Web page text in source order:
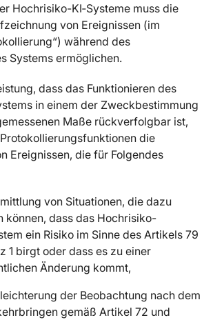
Hochrisiko-KI‑Systeme muss die
von Ereignissen (im
während des
Systems ermöglichen.
dass das Funktionieren des
in einem der Zweckbestimmung
Maße rückverfolgbar ist,
die
Ereignissen, die für Folgendes
von Situationen, die dazu
können, dass das Hochrisiko-
ein Risiko im Sinne des Artikels 79
1 birgt oder dass es zu einer
Änderung kommt,
der Beobachtung nach dem
gemäß Artikel 72 und